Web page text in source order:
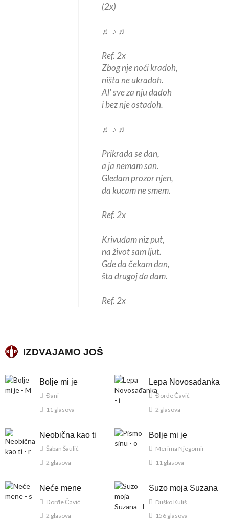
(2x)
♬ ♪ ♬
Ref. 2x
Zbog nje noći kradoh,
ništa ne ukradoh.
Al' sve za nju dadoh
i bez nje ostadoh.
♬ ♪ ♬
Prikrada se dan,
a ja nemam san.
Gledam prozor njen,
da kucam ne smem.
Ref. 2x
Krivudam niz put,
na život sam ljut.
Gde da čekam dan,
šta drugoj da dam.
Ref. 2x
IZDVAJAMO JOŠ
Bolje mi je
Đani
11 glasova
Lepa Novosađanka
Đorđe Čavić
2 glasova
Neobična kao ti
Šaban Šaulić
2 glasova
Bolje mi je
Merima Njegomir
11 glasova
Neće mene
Đorđe Čavić
2 glasova
Suzo moja Suzana
Duško Kuliš
156 glasova